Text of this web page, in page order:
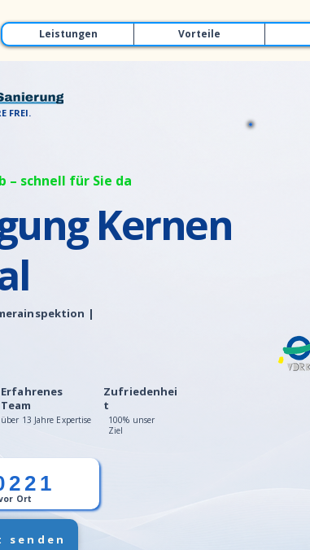
Leistungen Vorteile
FREI.
– schnell für Sie da
Kernen
|
Erfahrenes
Team
über 13 Jahre Expertise
Ort
Zufriedenhei
t
100% unser
Ziel
senden